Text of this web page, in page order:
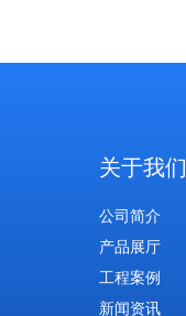
关于我们
公司简介
产品展厅
工程案例
新闻资讯